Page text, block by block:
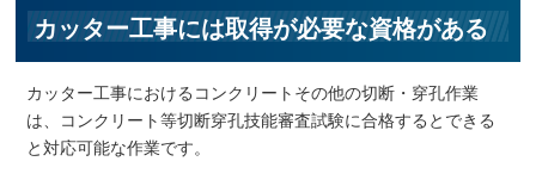
カッター工事には取得が必要な資格がある
カッター工事におけるコンクリートその他の切断・穿孔作業
は、コンクリート等切断穿孔技能審査試験に合格するとできる
と対応可能な作業です。